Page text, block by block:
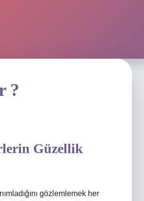
?
Güzellik
gözlemlemek her